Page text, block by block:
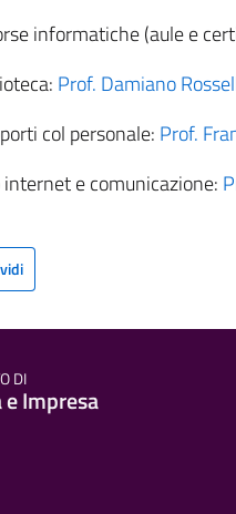
informatiche (aule e
Prof. Damiano
col personale: Prof.
internet e comunicazione:
DI
Impresa